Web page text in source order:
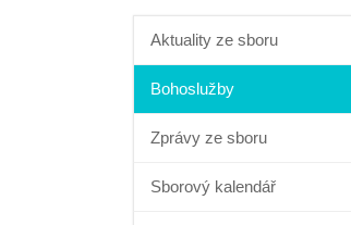
Aktuality ze sboru
Bohoslužby
Zprávy ze sboru
Sborový kalendář